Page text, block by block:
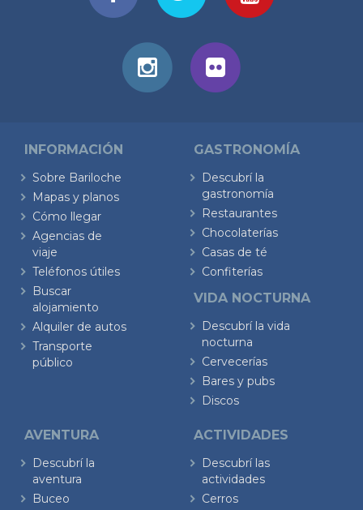
INFORMACIÓN
Sobre Bariloche
Mapas y planos
Cómo llegar
Agencias de
viaje
Teléfonos útiles
Buscar
alojamiento
Alquiler de autos
Transporte
público
GASTRONOMÍA
Descubrí la
gastronomía
Restaurantes
Chocolaterías
Casas de té
Confiterías
VIDA NOCTURNA
Descubrí la vida
nocturna
Cervecerías
Bares y pubs
Discos
AVENTURA
Descubrí la
aventura
Buceo
ACTIVIDADES
Descubrí las
actividades
Cerros